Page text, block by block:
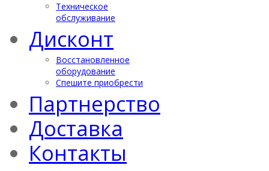
Техническое
обслуживание
Дисконт
Восстановленное
оборудование
Спешите приобрести
Партнерство
Доставка
Контакты